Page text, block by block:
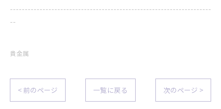
--------------------------------------------------------------------
--
貴金属
< 前のページ 一覧に戻る 次のページ >